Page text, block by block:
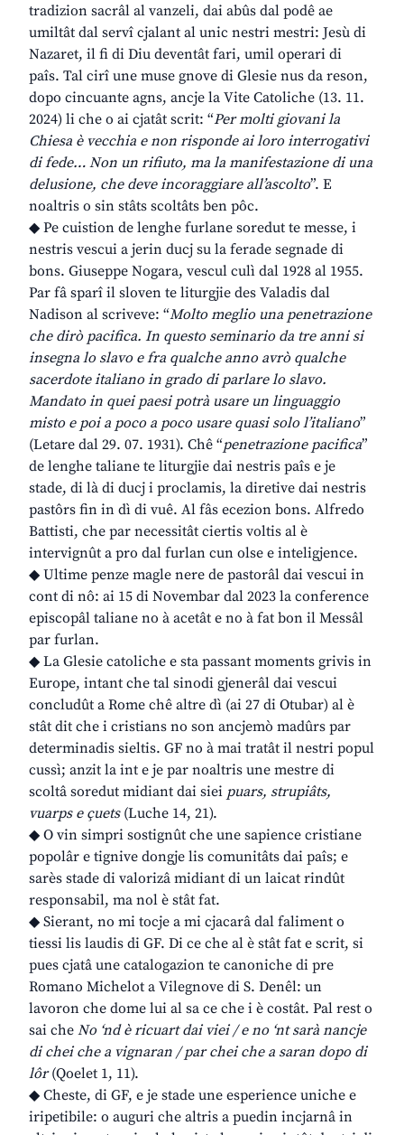
tradizion sacrâl al vanzeli, dai abûs dal podê ae
umiltât dal servî cjalant al unic nestri mestri: Jesù di
Nazaret, il fi di Diu deventât fari, umil operari di
paîs. Tal cirî une muse gnove di Glesie nus da reson,
dopo cincuante agns, ancje la Vite Catoliche (13. 11.
2024) li che o ai cjatât scrit: “Per molti giovani la
Chiesa è vecchia e non risponde ai loro interrogativi
di fede… Non un rifiuto, ma la manifestazione di una
delusione, che deve incoraggiare all’ascolto”. E
noaltris o sin stâts scoltâts ben pôc.
◆ Pe cuistion de lenghe furlane soredut te messe, i
nestris vescui a jerin ducj su la ferade segnade di
bons. Giuseppe Nogara, vescul culì dal 1928 al 1955.
Par fâ sparî il sloven te liturgjie des Valadis dal
Nadison al scriveve: “Molto meglio una penetrazione
che dirò pacifica. In questo seminario da tre anni si
insegna lo slavo e fra qualche anno avrò qualche
sacerdote italiano in grado di parlare lo slavo.
Mandato in quei paesi potrà usare un linguaggio
misto e poi a poco a poco usare quasi solo l’italiano”
(Letare dal 29. 07. 1931). Chê “penetrazione pacifica”
de lenghe taliane te liturgjie dai nestris paîs e je
stade, di là di ducj i proclamis, la diretive dai nestris
pastôrs fin in dì di vuê. Al fâs ecezion bons. Alfredo
Battisti, che par necessitât ciertis voltis al è
intervignût a pro dal furlan cun olse e inteligjence.
◆ Ultime penze magle nere de pastorâl dai vescui in
cont di nô: ai 15 di Novembar dal 2023 la conference
episcopâl taliane no à acetât e no à fat bon il Messâl
par furlan.
◆ La Glesie catoliche e sta passant moments grivis in
Europe, intant che tal sinodi gjenerâl dai vescui
concludût a Rome chê altre dì (ai 27 di Otubar) al è
stât dit che i cristians no son ancjemò madûrs par
determinadis sieltis. GF no à mai tratât il nestri popul
cussì; anzit la int e je par noaltris une mestre di
scoltâ soredut midiant dai siei puars, strupiâts,
vuarps e çuets(Luche 14, 21).
◆ O vin simpri sostignût che une sapience cristiane
popolâr e tignive dongje lis comunitâts dai paîs; e
sarès stade di valorizâ midiant di un laicat rindût
responsabil, ma nol è stât fat.
◆ Sierant, no mi tocje a mi cjacarâ dal faliment o
tiessi lis laudis di GF. Di ce che al è stât fat e scrit, si
pues cjatâ une catalogazion te canoniche di pre
Romano Michelot a Vilegnove di S. Denêl: un
lavoron che dome lui al sa ce che i è costât. Pal rest o
sai che No ‘nd è ricuart dai viei / e no ‘nt sarà nancje
di chei che a vignaran / par chei che a saran dopo di
lôr(Qoelet 1, 11).
◆ Cheste, di GF, e je stade une esperience uniche e
iripetibile: o auguri che altris a puedin incjarnâ in